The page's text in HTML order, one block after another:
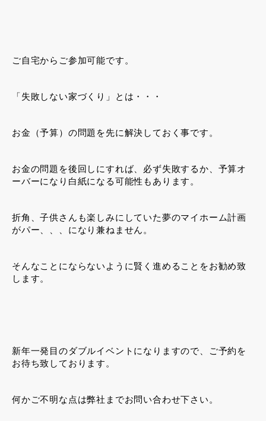
ご自宅からご参加可能です。
「失敗しない家づくり」とは・・・
お金（予算）の問題を先に解決しておく事です。
お金の問題を後回しにすれば、必ず失敗するか、予算オ
ーバーになり白紙になる可能性もあります。
折角、子供さんも楽しみにしていた夢のマイホーム計画
がパー、、、になり兼ねません。
そんなことにならないように賢く進めることをお勧め致
します。
新年一発目のダブルイベントになりますので、ご予約を
お待ち致しております。
何かご不明な点は弊社までお問い合わせ下さい。